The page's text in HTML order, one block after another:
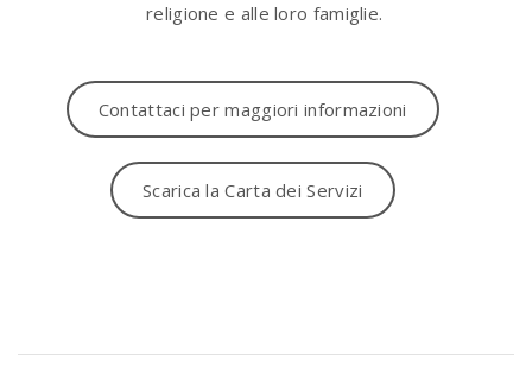
religione e alle loro famiglie.
Contattaci per maggiori informazioni
Scarica la Carta dei Servizi